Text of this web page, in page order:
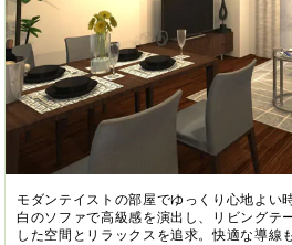
モダンテイストの部屋でゆっくり心地よい
白のソファで高級感を演出し、リビングテ
した空間とリラックスを追求。快適な導線